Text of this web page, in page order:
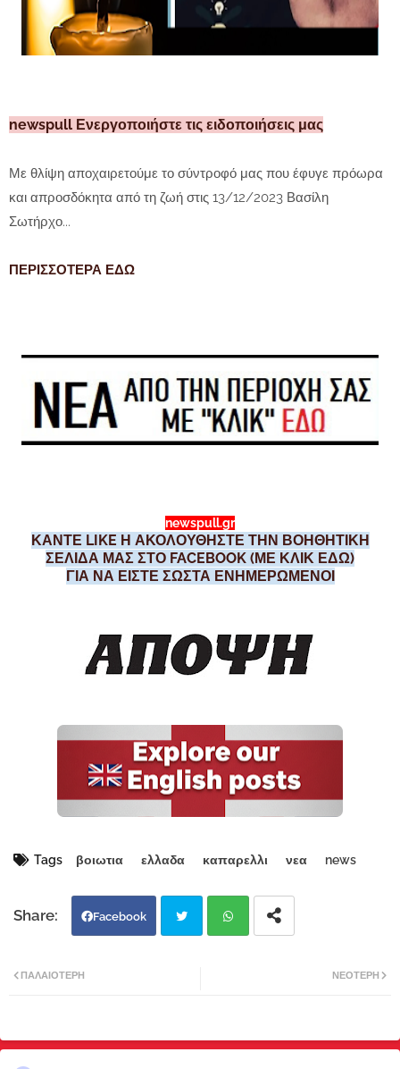
newspull Ενεργοποιήστε τις ειδοποιήσεις μας
Με θλίψη αποχαιρετούμε το σύντροφό μας που έφυγε πρόωρα
και απροσδόκητα από τη ζωή στις 13/12/2023 Βασίλη
Σωτήρχο...
ΠΕΡΙΣΣΟΤΕΡΑ ΕΔΩ
newspull.gr
ΚΑΝΤΕ LIKE Η ΑΚΟΛΟΥΘΗΣΤΕ ΤΗΝ ΒΟΗΘΗΤΙΚΗ
ΣΕΛΙΔΑ ΜΑΣ ΣΤΟ FACEBOOK (ΜΕ ΚΛΙΚ ΕΔΩ)
ΓΙΑ ΝΑ ΕΙΣΤΕ ΣΩΣΤΑ ΕΝΗΜΕΡΩΜΕΝΟΙ
Tags βοιωτια ελλαδα καπαρελλι νεα news
Facebook
pp
ΝΕΌΤΕΡΗ
ΠΑΛΑΙΌΤΕΡΗ